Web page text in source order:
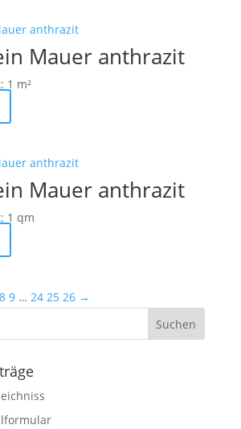
Mauer anthrazit
1 m²
Mauer anthrazit
1 qm
8 9 … 24 25 26 →